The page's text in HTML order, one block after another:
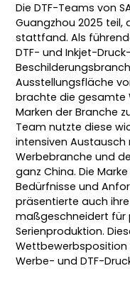
Die DTF-Teams von
Guangzhou 2025 teil,
stattfand. Als
DTF- und Inkjet-
Ausstellungsfläche
brachte die gesamte
Marken der Branche
Team nutzte diese
intensiven
Werbebranche und
ganz China. Die
Bedürfnisse und
präsentierte auch
maßgeschneidert für
Serienproduktion.
Wettbewerbsposition
Werbe- und DTF-